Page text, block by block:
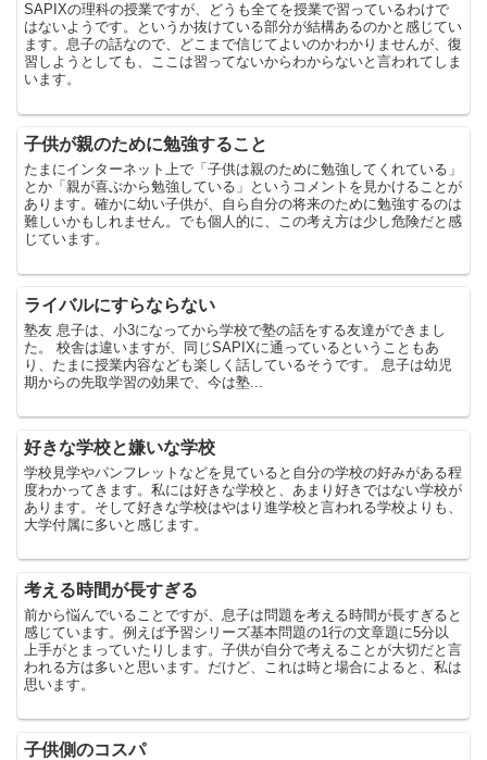
SAPIXの理科の授業ですが、どうも全てを授業で習っているわけで
はないようです。というか抜けている部分が結構あるのかと感じてい
ます。息子の話なので、どこまで信じてよいのかわかりませんが、復
習しようとしても、ここは習ってないからわからないと言われてしま
います。
子供が親のために勉強すること
たまにインターネット上で「子供は親のために勉強してくれている」
とか「親が喜ぶから勉強している」というコメントを見かけることが
あります。確かに幼い子供が、自ら自分の将来のために勉強するのは
難しいかもしれません。でも個人的に、この考え方は少し危険だと感
じています。
ライバルにすらならない
塾友 息子は、小3になってから学校で塾の話をする友達ができまし
た。 校舎は違いますが、同じSAPIXに通っているということもあ
り、たまに授業内容なども楽しく話しているそうです。 息子は幼児
期からの先取学習の効果で、今は塾...
好きな学校と嫌いな学校
学校見学やパンフレットなどを見ていると自分の学校の好みがある程
度わかってきます。私には好きな学校と、あまり好きではない学校が
あります。そして好きな学校はやはり進学校と言われる学校よりも、
大学付属に多いと感じます。
考える時間が長すぎる
前から悩んでいることですが、息子は問題を考える時間が長すぎると
感じています。例えば予習シリーズ基本問題の1行の文章題に5分以
上手がとまっていたりします。子供が自分で考えることが大切だと言
われる方は多いと思います。だけど、これは時と場合によると、私は
思います。
子供側のコスパ